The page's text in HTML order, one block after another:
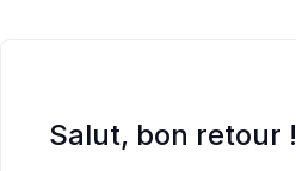
Salut, bon retour !